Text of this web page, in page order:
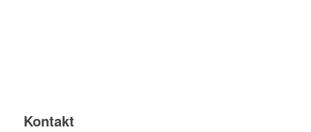
Kontakt